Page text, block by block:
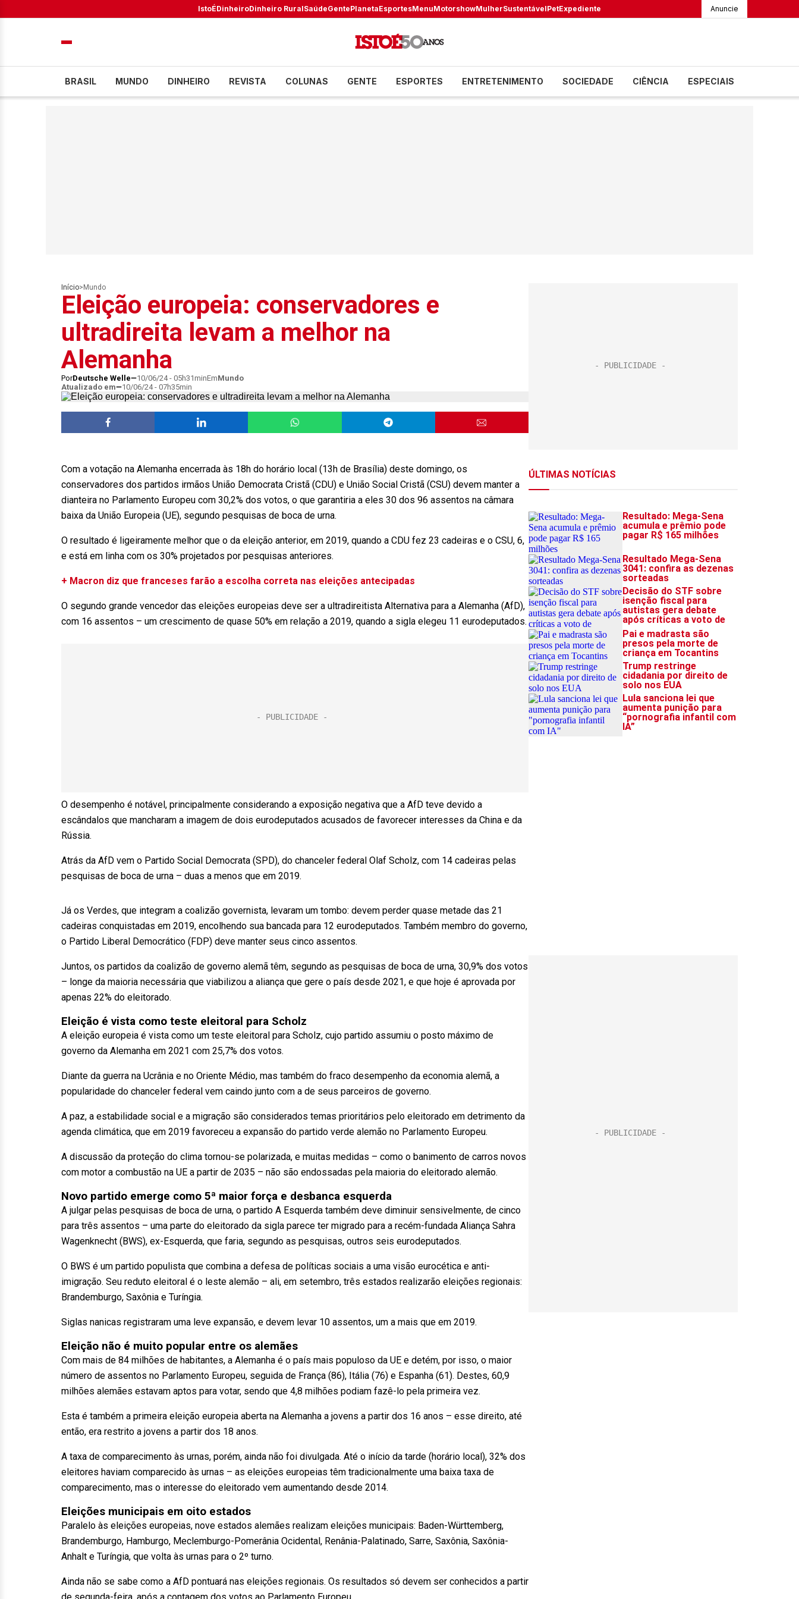
IstoÉDinheiroDinheiro RuralSaúdeGentePlanetaEsportesMenuMotorshowMulherSustentávelPetExpediente Anuncie
BRASIL MUNDO DINHEIRO REVISTA COLUNAS GENTE ESPORTES ENTRETENIMENTO SOCIEDADE CIÊNCIA ESPECIAIS
Início> Mundo
Eleição europeia: conservadores e
ultradireita levam a melhor na
Alemanha
PorDeutsche Welle 10/06/24 - 05h31minEmMundo
Atualizado em
10/06/24 - 07h35min
Com a votação na Alemanha encerrada às 18h do horário local (13h de Brasília) deste domingo, os
conservadores dos partidos irmãos União Democrata Cristã (CDU) e União Social Cristã (CSU) devem manter a
dianteira no Parlamento Europeu com 30,2% dos votos, o que garantiria a eles 30 dos 96 assentos na câmara
baixa da União Europeia (UE), segundo pesquisas de boca de urna.
O resultado é ligeiramente melhor que o da eleição anterior, em 2019, quando a CDU fez 23 cadeiras e o CSU, 6,
e está em linha com os 30% projetados por pesquisas anteriores.
+ Macron diz que franceses farão a escolha correta nas eleições antecipadas
O segundo grande vencedor das eleições europeias deve ser a ultradireitista Alternativa para a Alemanha (AfD),
com 16 assentos – um crescimento de quase 50% em relação a 2019, quando a sigla elegeu 11 eurodeputados.
O desempenho é notável, principalmente considerando a exposição negativa que a AfD teve devido a
escândalos que mancharam a imagem de dois eurodeputados acusados de favorecer interesses da China e da
Rússia.
Atrás da AfD vem o Partido Social Democrata (SPD), do chanceler federal Olaf Scholz, com 14 cadeiras pelas
pesquisas de boca de urna – duas a menos que em 2019.
Já os Verdes, que integram a coalizão governista, levaram um tombo: devem perder quase metade das 21
cadeiras conquistadas em 2019, encolhendo sua bancada para 12 eurodeputados. Também membro do governo,
o Partido Liberal Democrático (FDP) deve manter seus cinco assentos.
Juntos, os partidos da coalizão de governo alemã têm, segundo as pesquisas de boca de urna, 30,9% dos votos
– longe da maioria necessária que viabilizou a aliança que gere o país desde 2021, e que hoje é aprovada por
apenas 22% do eleitorado.
Eleição é vista como teste eleitoral para Scholz
A eleição europeia é vista como um teste eleitoral para Scholz, cujo partido assumiu o posto máximo de
governo da Alemanha em 2021 com 25,7% dos votos.
Diante da guerra na Ucrânia e no Oriente Médio, mas também do fraco desempenho da economia alemã, a
popularidade do chanceler federal vem caindo junto com a de seus parceiros de governo.
A paz, a estabilidade social e a migração são considerados temas prioritários pelo eleitorado em detrimento da
agenda climática, que em 2019 favoreceu a expansão do partido verde alemão no Parlamento Europeu.
A discussão da proteção do clima tornou-se polarizada, e muitas medidas – como o banimento de carros novos
com motor a combustão na UE a partir de 2035 – não são endossadas pela maioria do eleitorado alemão.
Novo partido emerge como 5ª maior força e desbanca esquerda
A julgar pelas pesquisas de boca de urna, o partido A Esquerda também deve diminuir sensivelmente, de cinco
para três assentos – uma parte do eleitorado da sigla parece ter migrado para a recém-fundada Aliança Sahra
Wagenknecht (BWS), ex-Esquerda, que faria, segundo as pesquisas, outros seis eurodeputados.
O BWS é um partido populista que combina a defesa de políticas sociais a uma visão eurocética e anti-
imigração. Seu reduto eleitoral é o leste alemão – ali, em setembro, três estados realizarão eleições regionais:
Brandemburgo, Saxônia e Turíngia.
Siglas nanicas registraram uma leve expansão, e devem levar 10 assentos, um a mais que em 2019.
Eleição não é muito popular entre os alemães
Com mais de 84 milhões de habitantes, a Alemanha é o país mais populoso da UE e detém, por isso, o maior
número de assentos no Parlamento Europeu, seguida de França (86), Itália (76) e Espanha (61). Destes, 60,9
milhões alemães estavam aptos para votar, sendo que 4,8 milhões podiam fazê-lo pela primeira vez.
Esta é também a primeira eleição europeia aberta na Alemanha a jovens a partir dos 16 anos – esse direito, até
então, era restrito a jovens a partir dos 18 anos.
A taxa de comparecimento às urnas, porém, ainda não foi divulgada. Até o início da tarde (horário local), 32% dos
eleitores haviam comparecido às urnas – as eleições europeias têm tradicionalmente uma baixa taxa de
comparecimento, mas o interesse do eleitorado vem aumentando desde 2014.
Eleições municipais em oito estados
Paralelo às eleições europeias, nove estados alemães realizam eleições municipais: Baden-Württemberg,
Brandemburgo, Hamburgo, Meclemburgo-Pomerânia Ocidental, Renânia-Palatinado, Sarre, Saxônia, Saxônia-
Anhalt e Turíngia, que volta às urnas para o 2º turno.
Ainda não se sabe como a AfD pontuará nas eleições regionais. Os resultados só devem ser conhecidos a partir